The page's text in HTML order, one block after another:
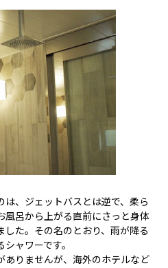
、ジェットバスとは逆で、柔ら
風呂から上がる直前にさっと身体
た。その名のとおり、雨が降る
ャワーです。
ありませんが、海外のホテルなど